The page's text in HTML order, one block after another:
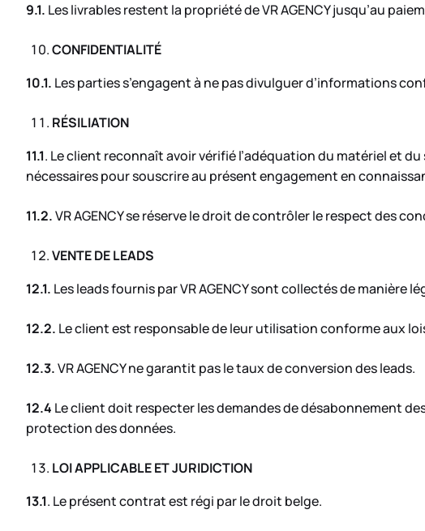
9.1. Les livrables restent la propriété de VR AGENCY jusqu’au
CONFIDENTIALITÉ
10.1. Les parties s’engagent à ne pas divulguer d’informations
RÉSILIATION
11.1. Le client reconnaît avoir vérifié l’adéquation du matériel et
nécessaires pour souscrire au présent engagement en
11.2.VR AGENCY se réserve le droit de contrôler le respect des
VENTE DE LEADS
12.1. Les leads fournis par VR AGENCY sont collectés de manière
12.2. Le client est responsable de leur utilisation conforme aux
12.3.VR AGENCY ne garantit pas le taux de conversion des leads.
12.4 Le client doit respecter les demandes de désabonnement
protection des données.
LOI APPLICABLE ET JURIDICTION
13.1. Le présent contrat est régi par le droit belge.